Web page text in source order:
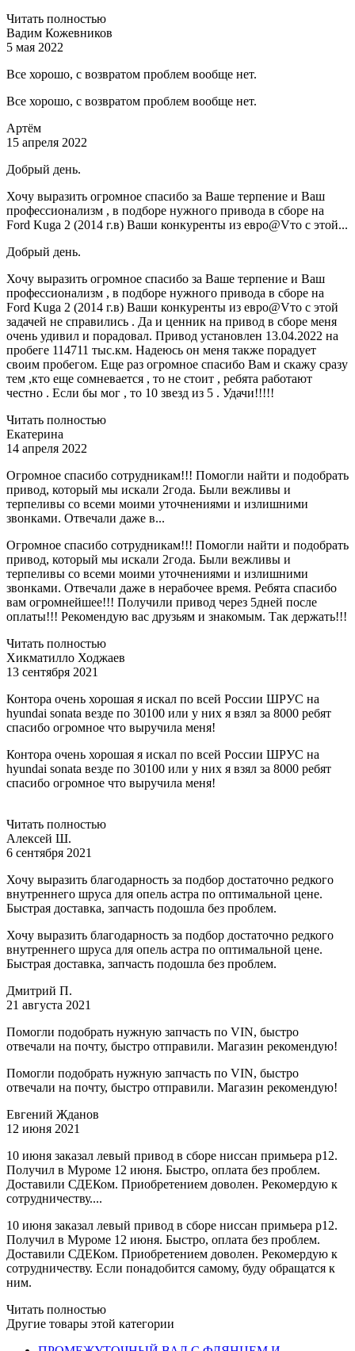
Читать полностью
Вадим Кожевников
5 мая 2022
Все хорошо, с возвратом проблем вообще нет.
Все хорошо, с возвратом проблем вообще нет.
Артём
15 апреля 2022
Добрый день.
Хочу выразить огромное спасибо за Ваше терпение и Ваш
профессионализм , в подборе нужного привода в сборе на
Ford Kuga 2 (2014 г.в) Ваши конкуренты из евро@Vто с этой...
Добрый день.
Хочу выразить огромное спасибо за Ваше терпение и Ваш
профессионализм , в подборе нужного привода в сборе на
Ford Kuga 2 (2014 г.в) Ваши конкуренты из евро@Vто с этой
задачей не справились . Да и ценник на привод в сборе меня
очень удивил и порадовал. Привод установлен 13.04.2022 на
пробеге 114711 тыс.км. Надеюсь он меня также порадует
своим пробегом. Еще раз огромное спасибо Вам и скажу сразу
тем ,кто еще сомневается , то не стоит , ребята работают
честно . Если бы мог , то 10 звезд из 5 . Удачи!!!!!
Читать полностью
Екатерина
14 апреля 2022
Огромное спасибо сотрудникам!!! Помогли найти и подобрать
привод, который мы искали 2года. Были вежливы и
терпеливы со всеми моими уточнениями и излишними
звонками. Отвечали даже в...
Огромное спасибо сотрудникам!!! Помогли найти и подобрать
привод, который мы искали 2года. Были вежливы и
терпеливы со всеми моими уточнениями и излишними
звонками. Отвечали даже в нерабочее время. Ребята спасибо
вам огромнейшее!!! Получили привод через 5дней после
оплаты!!! Рекомендую вас друзьям и знакомым. Так держать!!!
Читать полностью
Хикматилло Ходжаев
13 сентября 2021
Контора очень хорошая я искал по всей России ШРУС на
hyundai sonata везде по 30100 или у них я взял за 8000 ребят
спасибо огромное что выручила меня!
Контора очень хорошая я искал по всей России ШРУС на
hyundai sonata везде по 30100 или у них я взял за 8000 ребят
спасибо огромное что выручила меня!
Читать полностью
Алексей Ш.
6 сентября 2021
Хочу выразить благодарность за подбор достаточно редкого
внутреннего шруса для опель астра по оптимальной цене.
Быстрая доставка, запчасть подошла без проблем.
Хочу выразить благодарность за подбор достаточно редкого
внутреннего шруса для опель астра по оптимальной цене.
Быстрая доставка, запчасть подошла без проблем.
Дмитрий П.
21 августа 2021
Помогли подобрать нужную запчасть по VIN, быстро
отвечали на почту, быстро отправили. Магазин рекомендую!
Помогли подобрать нужную запчасть по VIN, быстро
отвечали на почту, быстро отправили. Магазин рекомендую!
Евгений Жданов
12 июня 2021
10 июня заказал левый привод в сборе ниссан примьера р12.
Получил в Муроме 12 июня. Быстро, оплата без проблем.
Доставили СДЕКом. Приобретением доволен. Рекомердую к
сотрудничеству....
10 июня заказал левый привод в сборе ниссан примьера р12.
Получил в Муроме 12 июня. Быстро, оплата без проблем.
Доставили СДЕКом. Приобретением доволен. Рекомердую к
сотрудничеству. Если понадобится самому, буду обращатся к
ним.
Читать полностью
Другие товары этой категории